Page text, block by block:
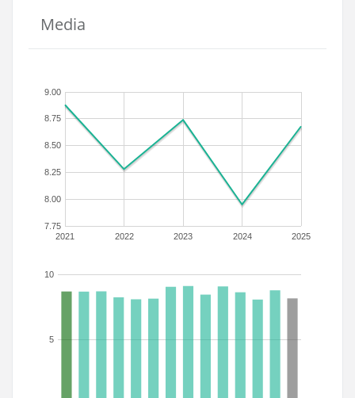
Media
2021 2022 2023 2024 2025
7.75
8.00
8.25
8.50
8.75
9.00
5
10